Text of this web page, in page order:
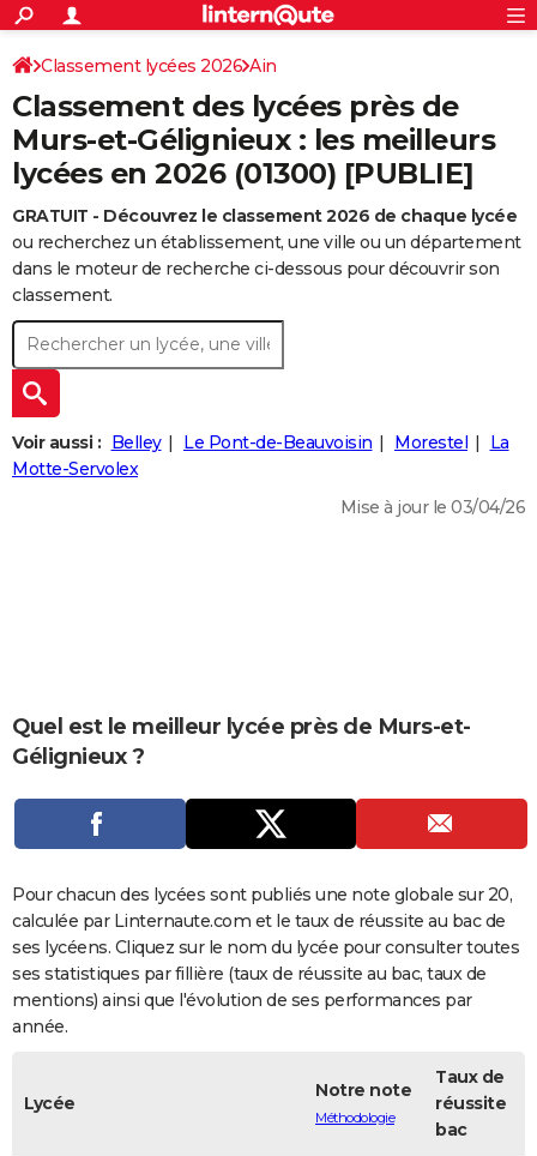
ACTUALITÉS
Politique
Société
Faits Divers
Education
Monde
Villes
+
SPORT
Coupe du monde 2026
Football
Tennis
Cyclisme
Rugby
Forum
Programme TV
TNT
Streaming
Cinéma
Sorties cinéma
Musique
+FINANCE
Retraite
Impôts
Epargne
Immobilier
Risques naturels par ville
Banque
Assurance
Crédit
AUTO
Essais
Réserver un essai
Citadines
Berlines
SUV
Forum auto
+
HIGH-TECH
BRICOLAGE
Forum
Aménagement intérieur
Extérieur
Cuisine
Salle de bains
Jardinage
Rangement
+WEEK-END
Guides de France
Escapades
Patrimoine
Expositions
Musées
Week-end nature
+
LIFESTYLE
Art de vivre
Bien-être
Loisirs
Mode
Modes de vie
+SANTE
Carte de Noël
Carte Bonne année
Carte Saint-Valentin
Carte Pâques
Carte d'anniversaire
DICTIONNAIRE
Dictionnaire
Biographies
Citations
Expressions
Proverbes
PROGRAMME TV
S'inscrire
Se connecter
Lycées
Collèges
Primaires
Universités
Entreprises
Service militaire
Avis de recherche
AVIS DE DÉCÈS
FORUM
Bricolage
Lifestyle
Culture
Sport
Auto
Television
Voyage
Cinema
S'inscrire
Connexion
Classement lycées 2026 Ain
Classement des lycées près de
Murs-et-Gélignieux : les meilleurs
lycées en 2026 (01300) [PUBLIE]
GRATUIT - Découvrez le classement 2026 de chaque lycée
ou recherchez un établissement, une ville ou un département
dans le moteur de recherche ci-dessous pour découvrir son
classement.
Voir aussi : Belley Le Pont-de-Beauvoisin Morestel
La
Motte-Servolex
Mise à jour le 03/04/26
Quel est le meilleur lycée près de Murs-et-
Gélignieux ?
Pour chacun des lycées sont publiés une note globale sur 20,
calculée par Linternaute.com et le taux de réussite au bac de
ses lycéens. Cliquez sur le nom du lycée pour consulter toutes
ses statistiques par fillière (taux de réussite au bac, taux de
mentions) ainsi que l'évolution de ses performances par
année.
Lycée
Notre note
Méthodologie
Taux de
réussite
bac